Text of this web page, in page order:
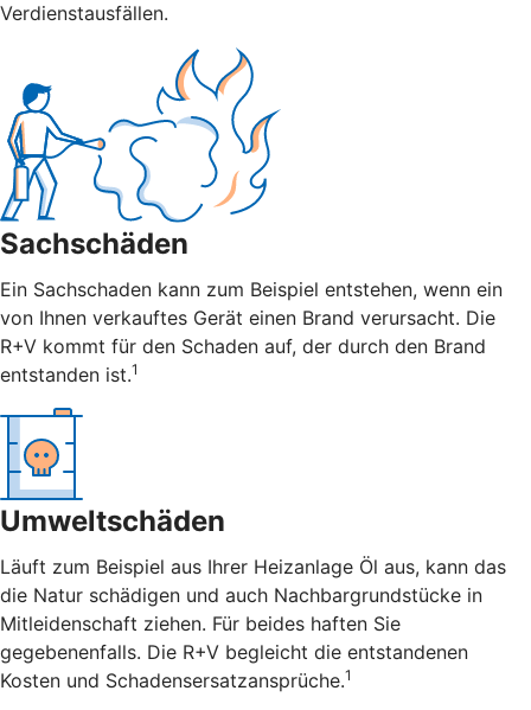
Verdienstausfällen.
Sachschäden
Ein Sachschaden kann zum Beispiel entstehen, wenn ein
von Ihnen verkauftes Gerät einen Brand verursacht. Die
R+V kommt für den Schaden auf, der durch den Brand
entstanden ist.1
Umweltschäden
Läuft zum Beispiel aus Ihrer Heizanlage Öl aus, kann das
die Natur schädigen und auch Nachbargrundstücke in
Mitleidenschaft ziehen. Für beides haften Sie
gegebenenfalls. Die R+V begleicht die entstandenen
Kosten und Schadensersatzansprüche.1